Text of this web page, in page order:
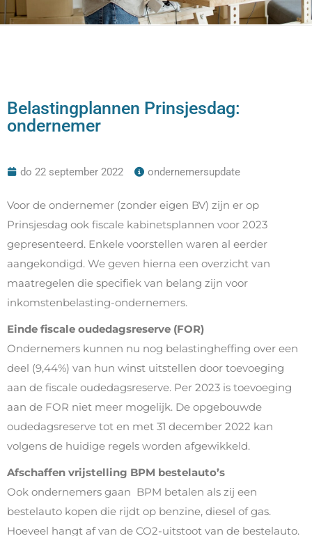
Belastingplannen Prinsjesdag:
ondernemer
do 22 september 2022 ondernemersupdate
Voor de ondernemer (zonder eigen BV) zijn er op
Prinsjesdag ook fiscale kabinetsplannen voor 2023
gepresenteerd. Enkele voorstellen waren al eerder
aangekondigd. We geven hierna een overzicht van
maatregelen die specifiek van belang zijn voor
inkomstenbelasting-ondernemers.
Einde fiscale oudedagsreserve (FOR)
Ondernemers kunnen nu nog belastingheffing over een
deel (9,44%) van hun winst uitstellen door toevoeging
aan de fiscale oudedagsreserve. Per 2023 is toevoeging
aan de FOR niet meer mogelijk. De opgebouwde
oudedagsreserve tot en met 31 december 2022 kan
volgens de huidige regels worden afgewikkeld.
Afschaffen vrijstelling BPM bestelauto’s
Ook ondernemers gaan BPM betalen als zij een
bestelauto kopen die rijdt op benzine, diesel of gas.
Hoeveel hangt af van de CO2-uitstoot van de bestelauto.